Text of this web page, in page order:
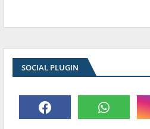
SOCIAL PLUGIN